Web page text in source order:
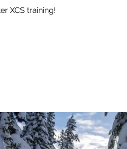
XCS training!